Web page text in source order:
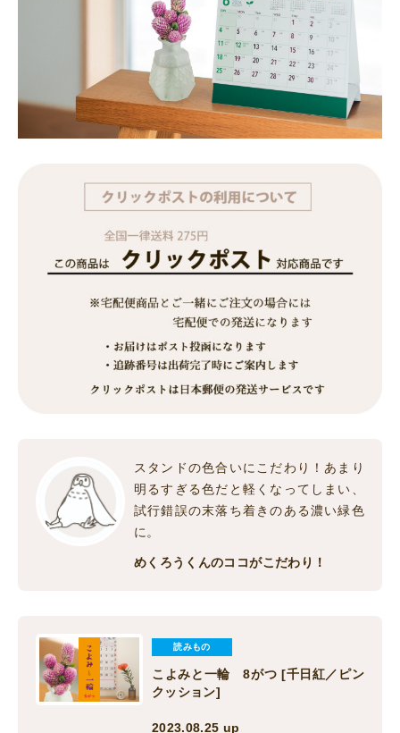
スタンドの色合いにこだわり！あまり
明るすぎる色だと軽くなってしまい、
試行錯誤の末落ち着きのある濃い緑色
に。
めくろうくんのココがこだわり！
読みもの
こよみと一輪 8がつ [千日紅／ピン
クッション]
2023.08.25 up